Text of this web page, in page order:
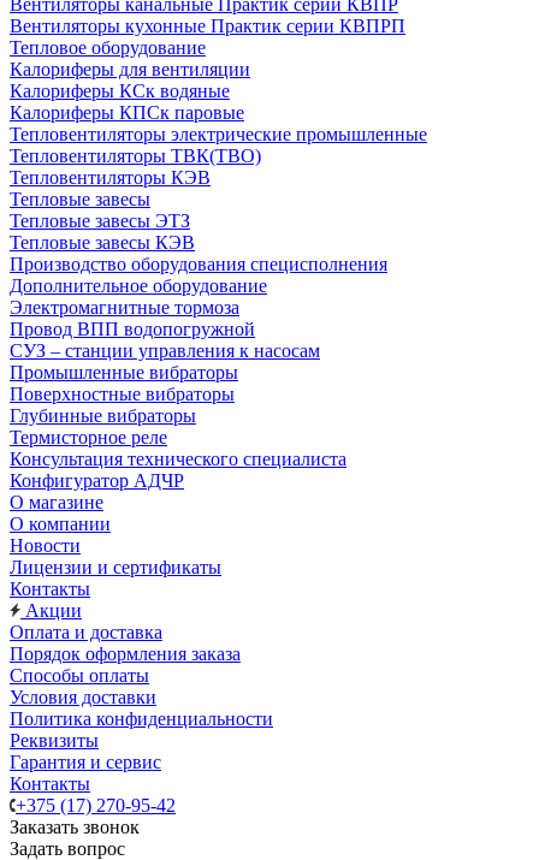
Вентиляторы канальные Практик серии КВПР
Вентиляторы кухонные Практик серии КВПРП
Тепловое оборудование
Калориферы для вентиляции
Калориферы КСк водяные
Калориферы КПСк паровые
Тепловентиляторы электрические промышленные
Тепловентиляторы ТВК(ТВО)
Тепловентиляторы КЭВ
Тепловые завесы
Тепловые завесы ЭТЗ
Тепловые завесы КЭВ
Производство оборудования специсполнения
Дополнительное оборудование
Электромагнитные тормоза
Провод ВПП водопогружной
СУЗ – станции управления к насосам
Промышленные вибраторы
Поверхностные вибраторы
Глубинные вибраторы
Термисторное реле
Консультация технического специалиста
Конфигуратор АДЧР
О магазине
О компании
Новости
Лицензии и сертификаты
Контакты
Акции
Оплата и доставка
Порядок оформления заказа
Способы оплаты
Условия доставки
Политика конфиденциальности
Реквизиты
Гарантия и сервис
Контакты
+375 (17) 270-95-42
Заказать звонок
Задать вопрос